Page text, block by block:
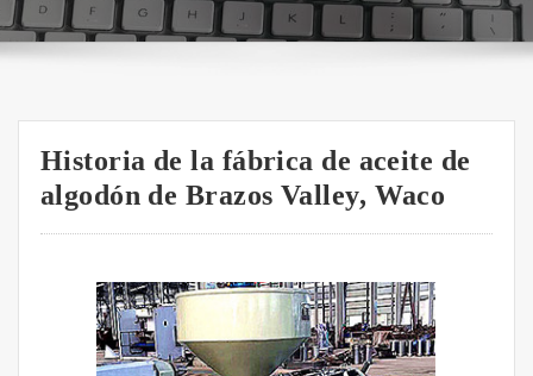
Historia de la fábrica de aceite de
algodón de Brazos Valley, Waco